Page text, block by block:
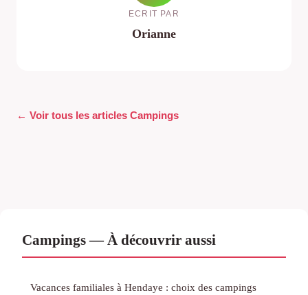
ECRIT PAR
Orianne
← Voir tous les articles Campings
Campings — À découvrir aussi
Vacances familiales à Hendaye : choix des campings